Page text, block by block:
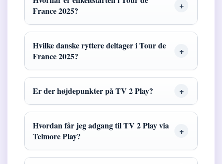
France 2025?
Hvilke danske ryttere deltager i Tour de
France 2025?
Er der højdepunkter på TV 2 Play?
Hvordan får jeg adgang til TV 2 Play via
Telmore Play?